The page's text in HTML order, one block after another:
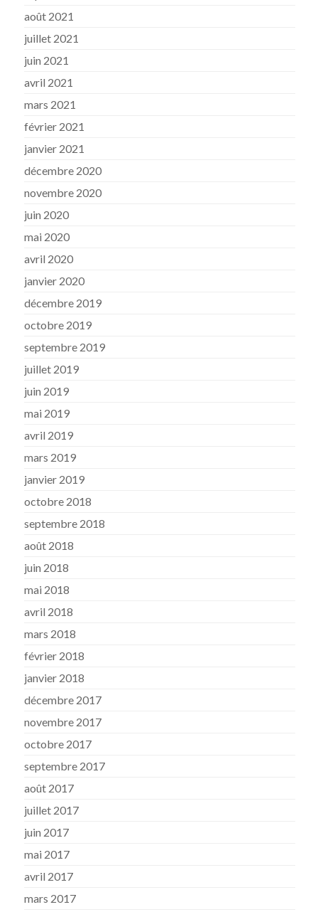
août 2021
juillet 2021
juin 2021
avril 2021
mars 2021
février 2021
janvier 2021
décembre 2020
novembre 2020
juin 2020
mai 2020
avril 2020
janvier 2020
décembre 2019
octobre 2019
septembre 2019
juillet 2019
juin 2019
mai 2019
avril 2019
mars 2019
janvier 2019
octobre 2018
septembre 2018
août 2018
juin 2018
mai 2018
avril 2018
mars 2018
février 2018
janvier 2018
décembre 2017
novembre 2017
octobre 2017
septembre 2017
août 2017
juillet 2017
juin 2017
mai 2017
avril 2017
mars 2017